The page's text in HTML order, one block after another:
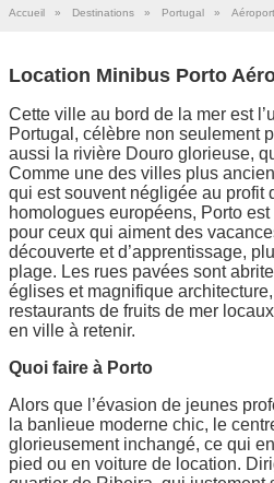
Accueil » Destinations » Portugal »
Location Minibus Porto
Cette ville au bord de la mer est
Portugal, célèbre non seulement
aussi la rivière Douro glorieuse,
Comme une des villes plus
qui est souvent négligée au profit
homologues européens, Porto
pour ceux qui aiment des
découverte et d’apprentissage,
plage. Les rues pavées sont
églises et magnifique
restaurants de fruits de mer
en ville à retenir.
Quoi faire à Porto
Alors que l’évasion de jeunes
la banlieue moderne chic, le
glorieusement inchangé, ce qui
pied ou en voiture de location.